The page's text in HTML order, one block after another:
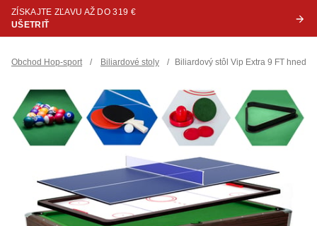
ZÍSKAJTE ZĽAVU AŽ DO 319 €
UŠETRIŤ
Obchod Hop-sport / Biliardové stoly / Biliardový stôl Vip Extra 9 FT